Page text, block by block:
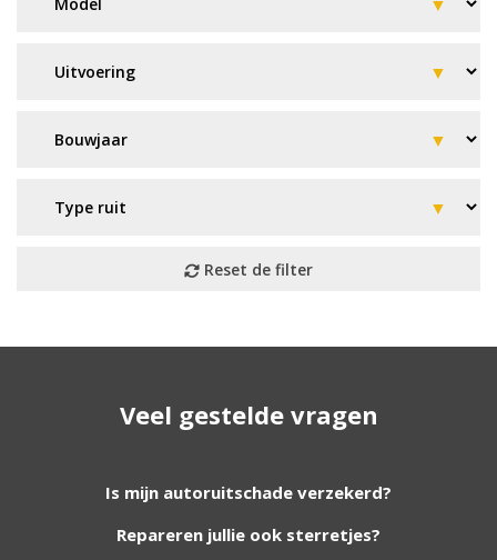
verder!
Wij zijn continu bezig met het toevoegen van
ruit er niet tussen? Grote kans dat wij deze wel
Veel gestelde vragen
Is mijn autoruitschade verzekerd?
Repareren jullie ook sterretjes?